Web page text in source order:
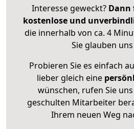
Interesse geweckt? Dann
kostenlose und
die innerhalb von ca. 4
Sie glauben
Probieren Sie es einfach
lieber gleich eine
wünschen, rufen Sie
geschulten Mitarbeiter
Ihrem neuen Weg